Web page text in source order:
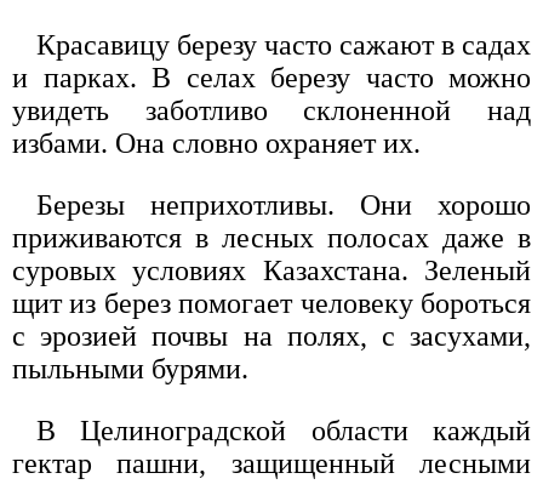
Красавицу березу часто сажают в садах
и парках. В селах березу часто можно
увидеть заботливо склоненной над
избами. Она словно охраняет их.
Березы неприхотливы. Они хорошо
приживаются в лесных полосах даже в
суровых условиях Казахстана. Зеленый
щит из берез помогает человеку бороться
с эрозией почвы на полях, с засухами,
пыльными бурями.
В Целиноградской области каждый
гектар пашни, защищенный лесными